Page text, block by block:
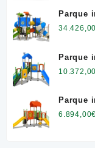
Parque
Parque
Parque
6.894,00€